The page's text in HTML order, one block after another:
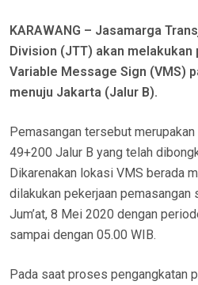
KARAWANG – Jasamarga
Division (JTT) akan
Variable Message Sign (VMS)
menuju Jakarta (Jalur B).
Pemasangan tersebut
49+200 Jalur B yang telah
Dikarenakan lokasi VMS berada
dilakukan pekerjaan pemasangan
Jum’at, 8 Mei 2020 dengan
sampai dengan 05.00 WIB.
Pada saat proses pengangkatan